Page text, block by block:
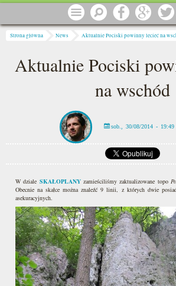
Przejdź do treści Menu Szukaj Facebook Google
Jesteś tutaj
Strona główna News Aktualnie Pociski powinny lecieć na
Aktualnie Pociski
na wschód
sob., 30/08/2014 - 19:49
W dziale SKAŁOPLANYzamieściliśmy zaktualizowane topo
Obecnie na skałce można znaleźć 9 linii, z których dwie
asekuracyjnych.